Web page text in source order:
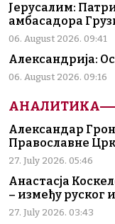
Јерусалим:
амбасадора
06. August 2026. 09:41
Александрија:
06. August 2026. 09:16
АНАЛИТИКА
Александар
Православне
27. July 2026. 05:46
Анастасја
– између руског
27. July 2026. 03:43